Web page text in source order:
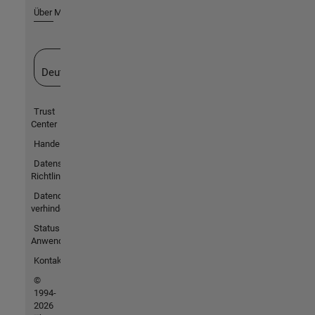
Über MathWorks
Deutschland
Trust
Center
Handelsmarken
Datenschutz-
Richtlinien
Datendiebstahl
verhindern
Status von
Anwendungen
Kontakt
©
1994-
2026